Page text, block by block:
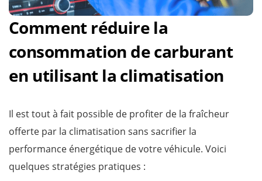
Comment réduire la
consommation de carburant
en utilisant la climatisation
Il est tout à fait possible de profiter de la fraîcheur
offerte par la climatisation sans sacrifier la
performance énergétique de votre véhicule. Voici
quelques stratégies pratiques :